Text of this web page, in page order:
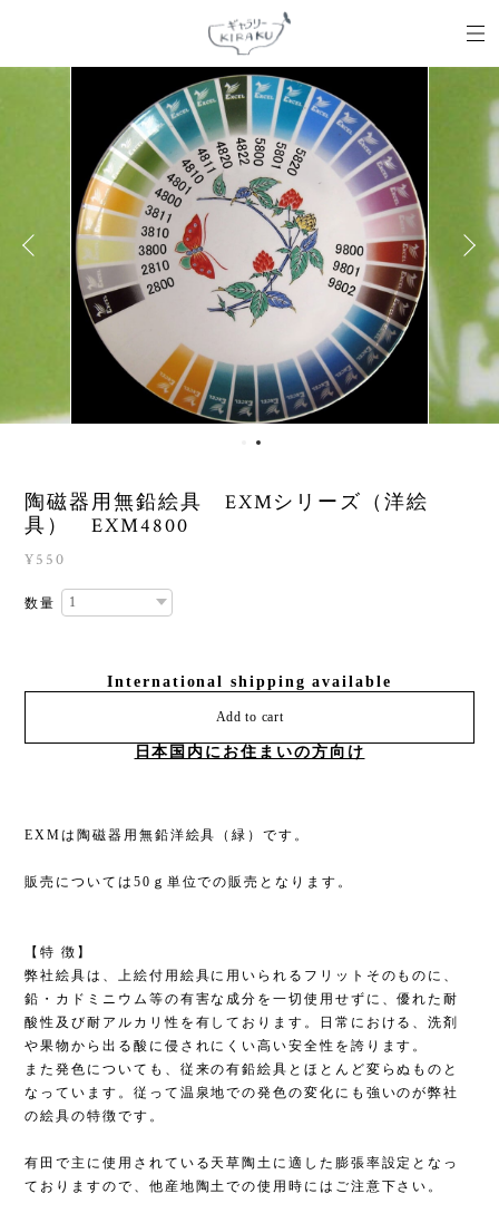
陶磁器用無鉛絵具 EXMシリーズ（洋絵
具） EXM4800
¥550
数量
International shipping available
Add to cart
日本国内にお住まいの方向け
EXMは陶磁器用無鉛洋絵具（緑）です。
販売については50ｇ単位での販売となります。
【特 徴】
弊社絵具は、上絵付用絵具に用いられるフリットそのものに、
鉛・カドミニウム等の有害な成分を一切使用せずに、優れた耐
酸性及び耐アルカリ性を有しております。日常における、洗剤
や果物から出る酸に侵されにくい高い安全性を誇ります。
また発色についても、従来の有鉛絵具とほとんど変らぬものと
なっています。従って温泉地での発色の変化にも強いのが弊社
の絵具の特徴です。
有田で主に使用されている天草陶土に適した膨張率設定となっ
ておりますので、他産地陶土での使用時にはご注意下さい。